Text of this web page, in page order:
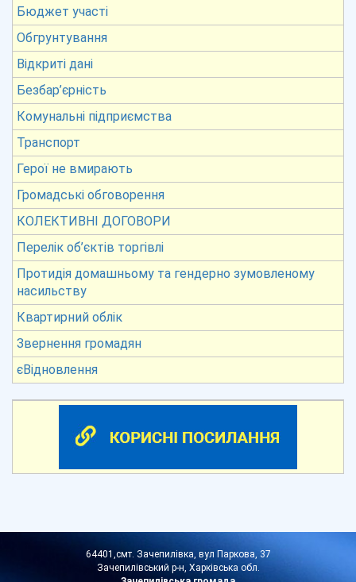
Бюджет участі
Обгрунтування
Відкриті дані
Безбар’єрність
Комунальні підприємства
Транспорт
Герої не вмирають
Громадські обговорення
КОЛЕКТИВНІ ДОГОВОРИ
Перелік об’єктів торгівлі
Протидія домашньому та гендерно зумовленому
насильству
Квартирний облік
Звернення громадян
єВідновлення
64401,смт. Зачепилівка, вул Паркова, 37
Зачепилівський р-н, Харківська обл.